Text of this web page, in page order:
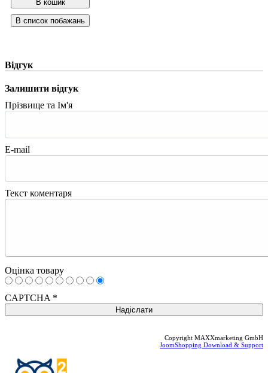
Відгук
Залишити відгук
Прізвище та Ім'я
E-mail
Текст коментаря
Оцінка товару
CAPTCHA *
Copyright MAXXmarketing GmbH
JoomShopping Download & Support